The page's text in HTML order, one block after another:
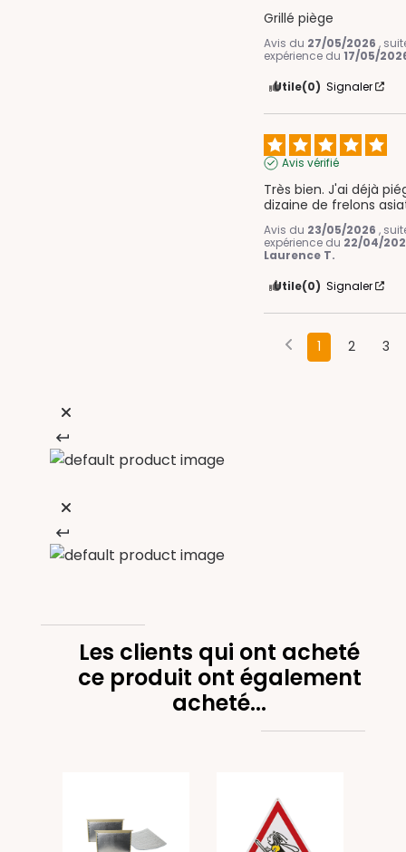
Grillé piège
Avis du 27/05/2026 ,
expérience du17/05/
Utile(0) Signaler
Avis vérifié
Très bien. J'ai déjà
dizaine de frelons
Avis du 23/05/2026 ,
expérience du 22/04/
Laurence T.
Utile(0) Signaler
1 2 3
Les clients qui ont acheté
ce produit ont également
acheté...